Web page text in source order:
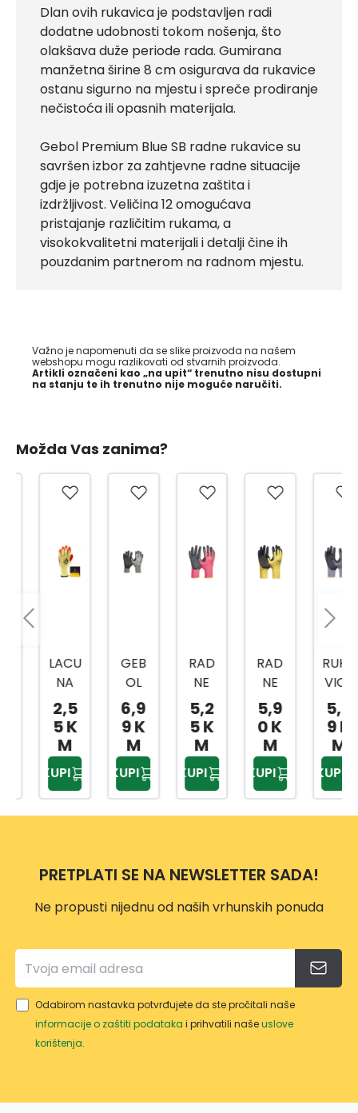
Dlan ovih rukavica je podstavljen radi
dodatne udobnosti tokom nošenja, što
olakšava duže periode rada. Gumirana
manžetna širine 8 cm osigurava da rukavice
ostanu sigurno na mjestu i spreče prodiranje
nečistoća ili opasnih materijala.
Gebol Premium Blue SB radne rukavice su
savršen izbor za zahtjevne radne situacije
gdje je potrebna izuzetna zaštita i
izdržljivost. Veličina 12 omogućava
pristajanje različitim rukama, a
visokokvalitetni materijali i detalji čine ih
pouzdanim partnerom na radnom mjestu.
Važno je napomenuti da se slike proizvoda na našem
webshopu mogu razlikovati od stvarnih proizvoda.
Artikli označeni kao „na upit“ trenutno nisu dostupni
na stanju te ih trenutno nije moguće naručiti.
Možda Vas zanima?
LACU
RUKA
VICA
ER
SORT
O
BOJE
10
FBK
GRW
T/NY
WT/1
0
2,5
5 K
GEB
RAD
RUKA
VICE
MAS
TERF
LEX
8
6,9
9 K
KUPI
RAD
RUKA
VICE
LADY
VELI
ČINA
6
FLEX
5,2
5 K
RAD
RUKA
VICE
TEX
VELI
ČINA
9
ŽUTE
5,9
0 K
RUKA
VICE
TOP
FLEX
5,9
9 K
KUPI
PRETPLATI SE NA NEWSLETTER SADA!
Ne propusti nijednu od naših vrhunskih ponuda
Odabirom nastavka potvrđujete da ste pročitali naše
informacije o zaštiti podataka i prihvatili našeuslove
korištenja.